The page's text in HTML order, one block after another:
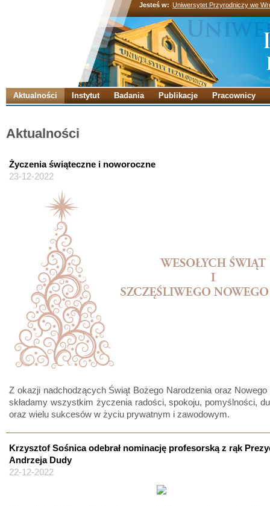
Jesteś w: Uniwersytet Przyrodniczy we
Aktualności Instytut Badania Publikacje Pracownicy
Aktualności
Życzenia świąteczne i noworoczne
23-12-2022
Z okazji nadchodzących Świąt Bożego Narodzenia oraz Nowego
składamy wszystkim życzenia radości, spokoju, pomyślności,
oraz wielu sukcesów w życiu prywatnym i zawodowym.
Krzysztof Sośnica odebrał nominację profesorską z rąk
Andrzeja Dudy
22-12-2022